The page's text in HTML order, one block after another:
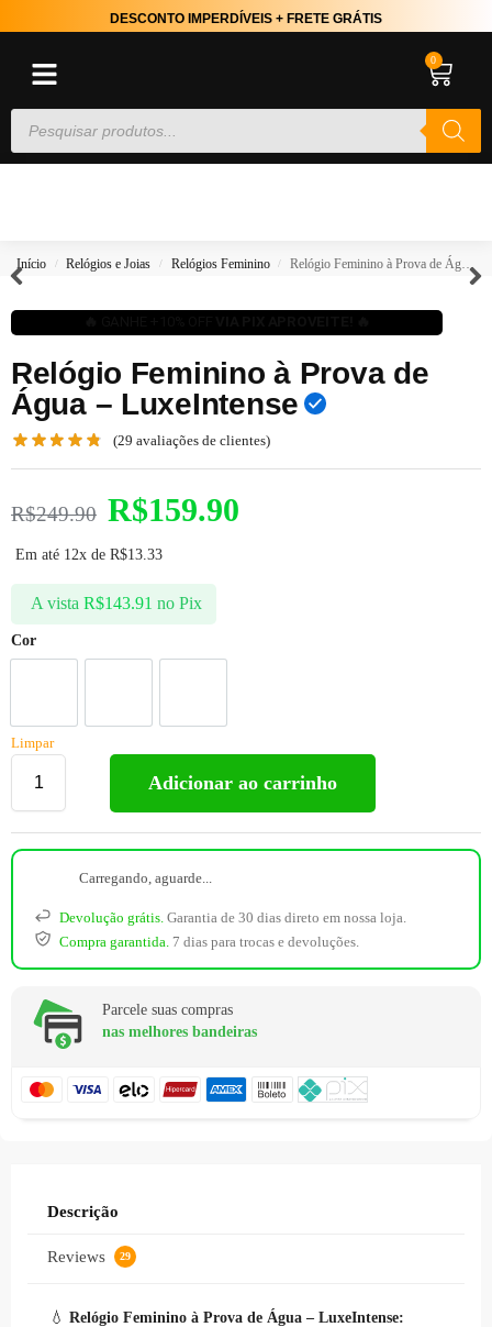
DESCONTO IMPERDÍVEIS + FRETE GRÁTIS
0
Início / Relógios e Joias / Relógios Feminino / Relógio Feminino à Prova de Água – LuxeIntense
Relógio Feminino à Prova de
Água – LuxeIntense
(29 avaliações de clientes)
R$249.90 R$159.90
A vista R$143.91 no Pix
Em até 12x de R$13.33
Cor
Limpar
Adicionar ao carrinho
Carregando, aguarde...
Devolução grátis. Garantia de 30 dias direto em nossa loja.
Compra garantida. 7 dias para trocas e devoluções.
Parcele suas compras
nas melhores bandeiras
Descrição
Reviews 29
💧 Relógio Feminino à Prova de Água – LuxeIntense: